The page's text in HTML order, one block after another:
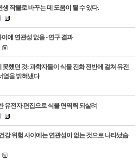
작물로 바꾸는 데 도움이 될 수 있다.
에 연관성 없음 - 연구 결과
했던 것: 과학자들이 식물 진화 전반에 걸쳐 유전
열을 밝혀냈다
유전자 편집으로 식물 면역력 되살려
강 위험 사이에는 연관성이 없는 것으로 나타났습